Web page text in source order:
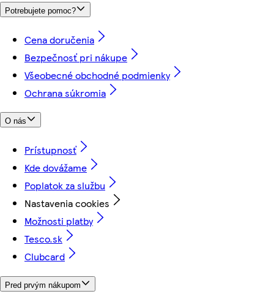
Potrebujete pomoc?
Cena doručenia
Bezpečnosť pri nákupe
Všeobecné obchodné podmienky
Ochrana súkromia
O nás
Prístupnosť
Kde dovážame
Poplatok za službu
Nastavenia cookies
Možnosti platby
Tesco.sk
Clubcard
Pred prvým nákupom